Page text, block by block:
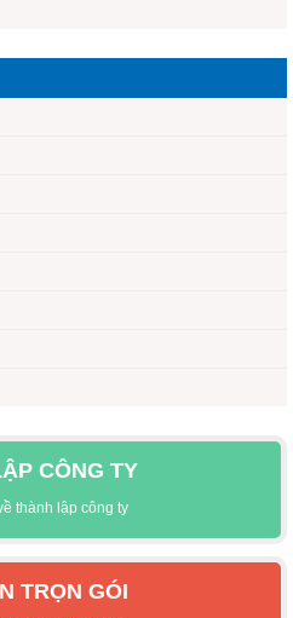
CÔNG TY
thành lập công ty
TRỌN GÓI